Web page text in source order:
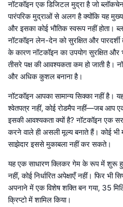
नॉटकॉइन एक डिजिटल मुद्रा है जो
पारंपरिक मुद्राओं से अलग है क्योंकि यह
और इसका कोई भौतिक स्वरूप नहीं होता।
नॉटकॉइन लेन-देन को सुरक्षित और
के कारण नॉटकॉइन का उपयोग सुरक्षित और
तीसरे पक्ष की आवश्यकता कम हो जाती है।
और अधिक कुशल बनाना है।
नॉटकॉइन आपका सामान्य सिक्का नहीं है।
श्वेतपत्र नहीं, कोई रोडमैप नहीं—जब आप
इसकी आवश्यकता क्यों है? नॉटकॉइन एक
करने वाले ही असली मूल्य बनाते हैं। कोई भी
साझेदार इससे मुकाबला नहीं कर सकते।
यह एक साधारण क्लिकर गेम के रूप में शुरू
नहीं, कोई निर्धारित अपेक्षाएँ नहीं। फिर भी
अपनाने में एक विशेष शक्ति बन गया, 35
क्रिप्टो में शामिल किया।